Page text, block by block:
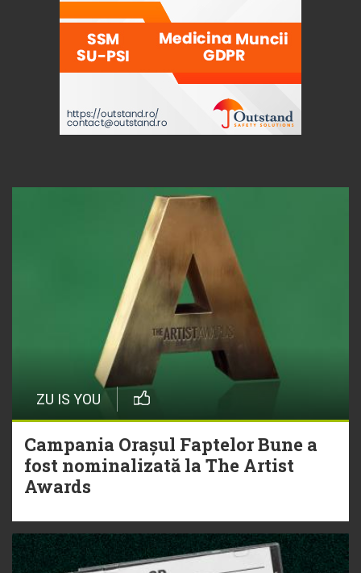
ZU IS YOU
Campania Orașul Faptelor Bune a
fost nominalizată la The Artist
Awards